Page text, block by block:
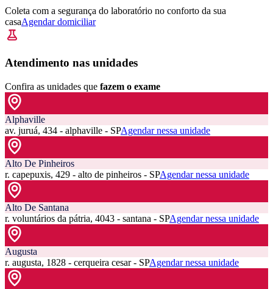
Coleta com a segurança do laboratório no conforto da sua
casaAgendar domiciliar
Atendimento nas unidades
Confira as unidades que fazem o exame
Alphaville
av. juruá, 434 - alphaville - SPAgendar nessa unidade
Alto De Pinheiros
r. capepuxis, 429 - alto de pinheiros - SPAgendar nessa unidade
Alto De Santana
r. voluntários da pátria, 4043 - santana - SPAgendar nessa unidade
Augusta
r. augusta, 1828 - cerqueira cesar - SPAgendar nessa unidade